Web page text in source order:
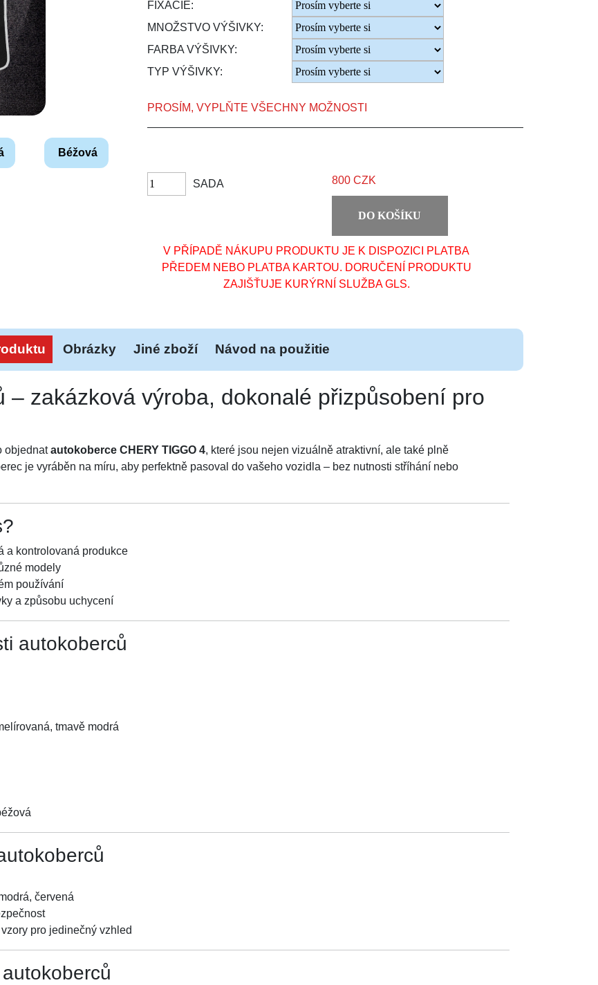
Béžová
FIXÁCIE:
MNOŽSTVO VÝŠIVKY:
FARBA VÝŠIVKY:
TYP VÝŠIVKY:
PROSÍM, VYPLŇTE VŠECHNY MOŽNOSTI
SADA 800 CZK
DO KOŠÍKU
V PŘÍPADĚ NÁKUPU PRODUKTU JE K DISPOZICI PLATBA
PŘEDEM NEBO PLATBA KARTOU. DORUČENÍ PRODUKTU
ZAJIŠŤUJE KURÝRNÍ SLUŽBA GLS.
Obrázky Jiné zboží Návod na použitie
– zakázková výroba, dokonalé přizpůsobení pro
objednatautokoberce CHERY TIGGO 4, které jsou nejen vizuálně atraktivní, ale také plně
je vyráběn na míru, aby perfektně pasoval do vašeho vozidla – bez nutnosti stříhání nebo
a kontrolovaná produkce
modely
používání
a způsobu uchycení
autokoberců
tmavě modrá
červená
pro jedinečný vzhled